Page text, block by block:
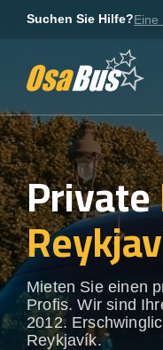
Suchen Sie Hilfe?Eine
Private
Mieten Sie einen
Profis. Wir sind
2012.
Reykjavík.